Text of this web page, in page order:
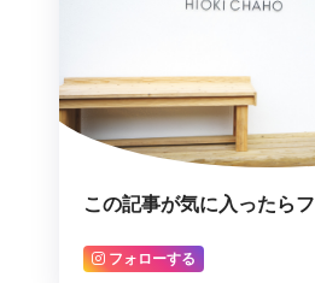
この記事が気に入ったら
フォローする